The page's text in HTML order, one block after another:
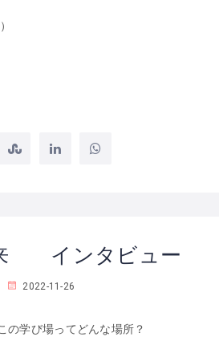
来 インタビュー
2022-11-26
の学び場ってどんな場所？